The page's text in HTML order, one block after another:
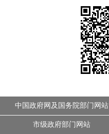
中国政府网及国务院部门网站
市级政府部门网站